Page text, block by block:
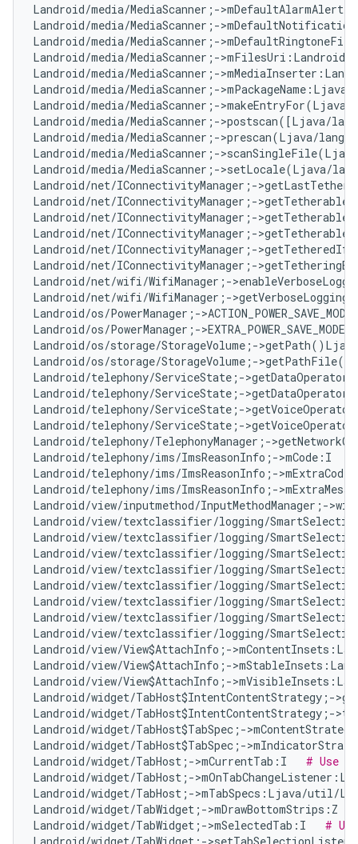
Landroid/media/MediaScanner;-
Landroid/media/MediaScanner;-
Landroid/media/MediaScanner;-
Landroid/media/MediaScanner;-
Landroid/media/MediaScanner;-
Landroid/media/MediaScanner;-
Landroid/media/MediaScanner;-
Landroid/media/MediaScanner;-
Landroid/media/MediaScanner;->prescan(Ljava/
Landroid/media/MediaScanner;-
Landroid/media/MediaScanner;-
Landroid/net/IConnectivityManager;-
Landroid/net/IConnectivityManager;-
Landroid/net/IConnectivityManager;-
Landroid/net/IConnectivityManager;-
Landroid/net/IConnectivityManager;-
Landroid/net/IConnectivityManager;-
Landroid/net/wifi/WifiManager;-
Landroid/net/wifi/WifiManager;-
Landroid/os/PowerManager;-
Landroid/os/PowerManager;-
Landroid/os/storage/StorageVolume;-
Landroid/os/storage/StorageVolume;-
Landroid/telephony/ServiceState;-
Landroid/telephony/ServiceState;-
Landroid/telephony/ServiceState;-
Landroid/telephony/ServiceState;-
Landroid/telephony/TelephonyManager;-
Landroid/telephony/ims/ImsReasonInfo;->mCode:I
Landroid/telephony/ims/ImsReasonInfo;-
Landroid/telephony/ims/ImsReasonInfo;-
Landroid/view/inputmethod/InputMethodManager;-
Landroid/view/textclassifier/logging/
Landroid/view/textclassifier/logging/
Landroid/view/textclassifier/logging/
Landroid/view/textclassifier/logging/
Landroid/view/textclassifier/logging/
Landroid/view/textclassifier/logging/
Landroid/view/textclassifier/logging/
Landroid/view/textclassifier/logging/
Landroid/view/View$AttachInfo;-
Landroid/view/View$AttachInfo;-
Landroid/view/View$AttachInfo;-
Landroid/widget/TabHost$IntentContentStrategy;-
Landroid/widget/TabHost$IntentContentStrategy;-
Landroid/widget/TabHost$TabSpec;-
Landroid/widget/TabHost$TabSpec;-
Landroid/widget/TabHost;->mCurrentTab:I # Use
Landroid/widget/TabHost;-
Landroid/widget/TabHost;->mTabSpecs:Ljava/
Landroid/widget/TabWidget;->mDrawBottomStrips:Z
Landroid/widget/TabWidget;->mSelectedTab:I #